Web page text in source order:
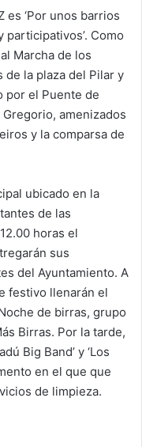
es ‘Por unos barrios
Como
Marcha de los
de la plaza del Pilar y
por el Puente de
amenizados
y la comparsa de
ubicado en la
de las
horas el
sus
del Ayuntamiento. A
festivo llenarán el
de birras, grupo
Birras. Por la tarde,
Big Band’ y ‘Los
en el que que
de limpieza.